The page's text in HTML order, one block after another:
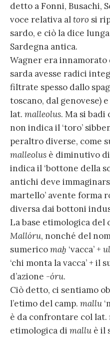
detto a Fonni, Busachi,
voce relativa altoro si
sardo, e ciò la dice
Sardegna antica.
Wagner era innamorato
sarda avesse radici
filtrate spesso dallo
toscano, dal genovese)
lat. malleolus. Ma si
non indica il ‘toro’
peraltro diverse, come
malleolus è diminutivo di
indica il ‘bottone della
antichi deve
martello’ avente forma
diversa dai bottoni
La base etimologica del
Mallóru, nonché del
sumericomaḫ ‘vacca’ +ul
‘chi monta la vacca’ +
d’azione -óru.
Ciò detto, ci sentiamo
l’etimo del camp. mallu
è da confrontare col lat.
etimologica di mallu è il